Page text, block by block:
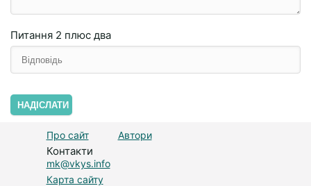
Питання 2 плюc двa
НАДІСЛАТИ
Про сайт Автори
Контакти
mk@vkys.info
Карта сайту